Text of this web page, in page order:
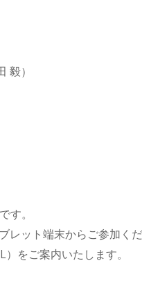
）
す。
レット端末からご参加く
をご案内いたします。